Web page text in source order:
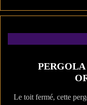
Le toit fermé, cette